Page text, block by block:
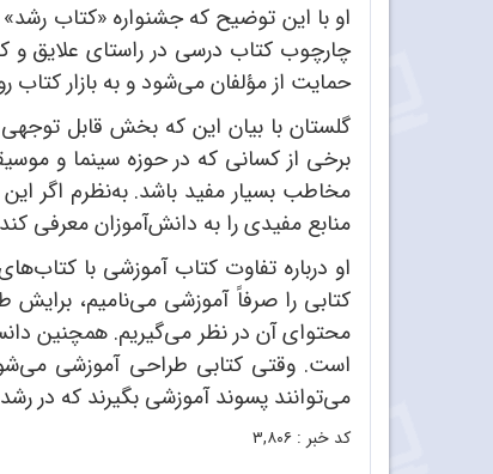
او با این توضیح که جشنواره «کتاب
چارچوب کتاب درسی در راستای علایق
حمایت از مؤلفان می‌شود و به بازار
گلستان با بیان این که بخش قابل
برخی از کسانی که در حوزه سینما و
مخاطب بسیار مفید باشد. به‌نظرم اگر این
منابع مفیدی را به دانش‌آموزان معرفی
او درباره تفاوت کتاب آموزشی با
کتابی را صرفاً آموزشی می‌نامیم،
محتوای آن در نظر می‌گیریم. همچنین
است. وقتی کتابی طراحی آموزشی
می‌توانند پسوند آموزشی بگیرند که در
کد خبر : ۳,۸۰۶